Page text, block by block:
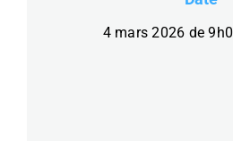
4 mars 2026 de